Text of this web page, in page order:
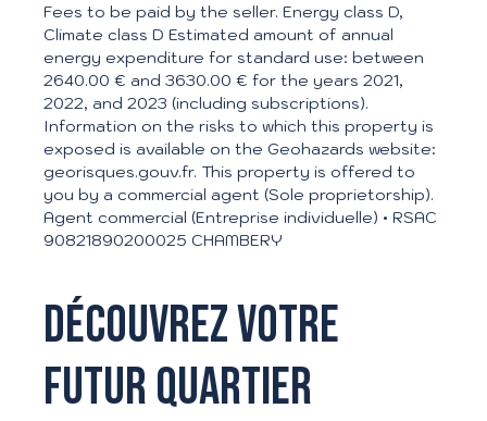
Fees to be paid by the seller. Energy class D,
Climate class D Estimated amount of annual
energy expenditure for standard use: between
2640.00 € and 3630.00 € for the years 2021,
2022, and 2023 (including subscriptions).
Information on the risks to which this property is
exposed is available on the Geohazards website:
georisques.gouv.fr. This property is offered to
you by a commercial agent (Sole proprietorship).
Agent commercial (Entreprise individuelle) • RSAC
90821890200025 CHAMBERY
Découvrez votre
futur quartier